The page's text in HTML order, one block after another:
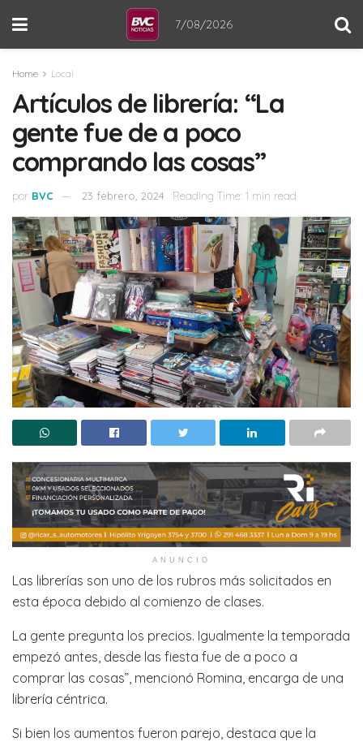
7/08/2026
Home Local
Artículos de librería: “La
gente fue de a poco
comprando las cosas”
por BVC 23 febrero, 2024 Reading Time: 1 min read
ANUNCIO
Las librerías son uno de los rubros más solicitados en
esta época debido al comienzo de clases.
La gente pregunta los precios. Igualmente la temporada
empezó antes, desde las fiesta fue de a poco a
comprar las cosas”, mencionó Romina, encarga de una
librería céntrica.
Si bien los aumentos fueron parejo, destaca que la